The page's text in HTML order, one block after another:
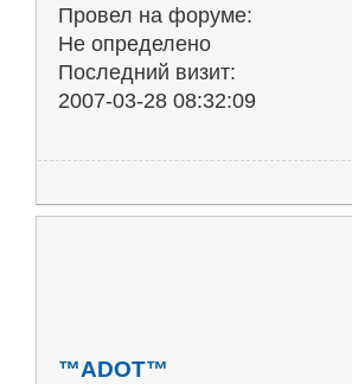
Провел на форуме:
Не определено
Последний визит:
2007-03-28 08:32:09
™ADOT™